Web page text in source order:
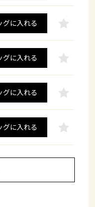
グに入れる
グに入れる
グに入れる
グに入れる